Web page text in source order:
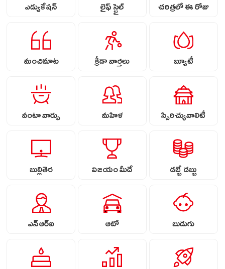
ఎడ్యుకేషన్ లైఫ్ స్టైల్ చరిత్రలో ఈ రోజు
మంచిమాట క్రీడా వార్తలు బ్యూటీ
వంటా వార్పు మహిళ స్పిరిచ్యువాలిటీ
బుల్లితెర విజయం మీదే డబ్బే డబ్బు
ఎన్ఆర్ఐ ఆటో బుడుగు